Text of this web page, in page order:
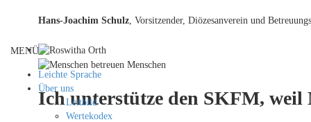
Hans-Joachim Schulz, Vorsitzender, Diözesanverein und
Ich unterstütze den SKFM, weil
MENÜ
Leichte Sprache
Über uns
Leitbild
Wertekodex